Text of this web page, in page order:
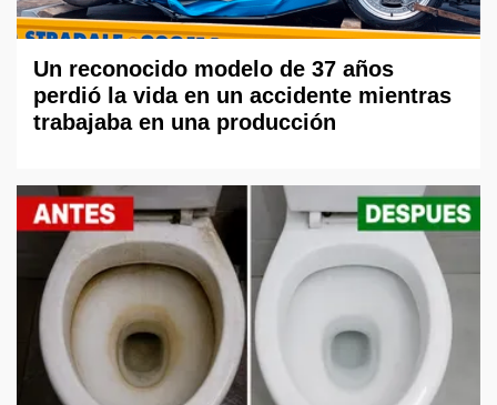
Un reconocido modelo de 37 años
perdió la vida en un accidente mientras
trabajaba en una producción